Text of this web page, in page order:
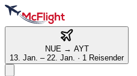
NUE→ AYT
13. Jan. – 22. Jan. · 1 Reisender